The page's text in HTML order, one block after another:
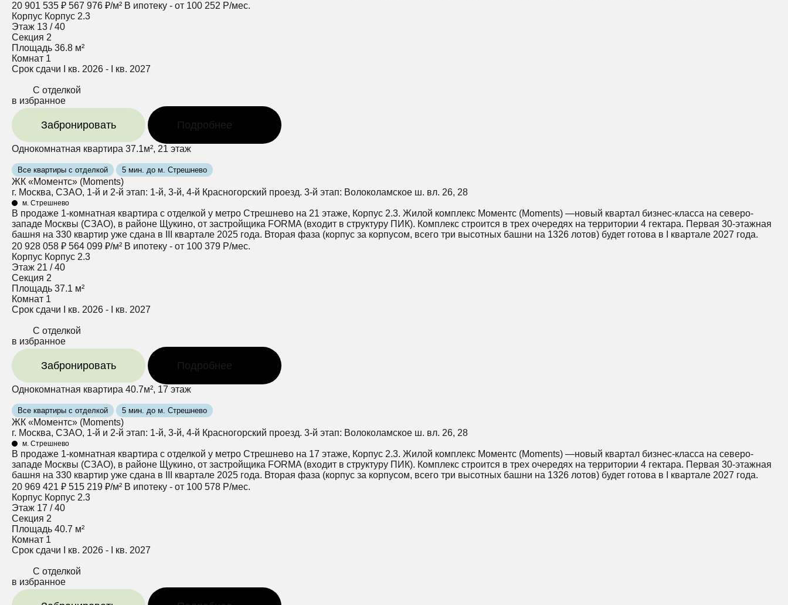
20 901 535 ₽ 567 976 ₽/м² В ипотеку - от 100 252 Р/мес.
Корпус Корпус 2.3
Этаж 13 / 40
Секция 2
Площадь 36.8 м²
Комнат 1
Срок сдачи
I кв. 2026 - I кв. 2027
С отделкой
в избранное
Забронировать Подробнее
Однокомнатная квартира 37.1м², 21 этаж
Все квартиры с отделкой 5 мин. до м. Стрешнево
ЖК «Моментс» (Moments)
г. Москва, СЗАО, 1-й и 2-й этап: 1-й, 3-й, 4-й Красногорский проезд. 3-й этап: Волоколамское ш. вл. 26, 28
м. Стрешнево
В продаже 1-комнатная квартира с отделкой у метро Стрешнево на 21 этаже, Корпус 2.3. Жилой комплекс Моментс (Moments) —новый квартал бизнес-класса на северо-
западе Москвы (СЗАО), в районе Щукино, от застройщика FORMA (входит в структуру ПИК). Комплекс строится в трех очередях на территории 4 гектара. Первая 30-этажная
башня на 330 квартир уже сдана в III квартале 2025 года. Вторая фаза (корпус за корпусом, всего три высотных башни на 1326 лотов) будет готова в I квартале 2027 года.
20 928 058 ₽ 564 099 ₽/м² В ипотеку - от 100 379 Р/мес.
Корпус Корпус 2.3
Этаж 21 / 40
Секция 2
Площадь 37.1 м²
Комнат 1
Срок сдачи
I кв. 2026 - I кв. 2027
С отделкой
в избранное
Забронировать Подробнее
Однокомнатная квартира 40.7м², 17 этаж
Все квартиры с отделкой 5 мин. до м. Стрешнево
ЖК «Моментс» (Moments)
г. Москва, СЗАО, 1-й и 2-й этап: 1-й, 3-й, 4-й Красногорский проезд. 3-й этап: Волоколамское ш. вл. 26, 28
м. Стрешнево
В продаже 1-комнатная квартира с отделкой у метро Стрешнево на 17 этаже, Корпус 2.3. Жилой комплекс Моментс (Moments) —новый квартал бизнес-класса на северо-
западе Москвы (СЗАО), в районе Щукино, от застройщика FORMA (входит в структуру ПИК). Комплекс строится в трех очередях на территории 4 гектара. Первая 30-этажная
башня на 330 квартир уже сдана в III квартале 2025 года. Вторая фаза (корпус за корпусом, всего три высотных башни на 1326 лотов) будет готова в I квартале 2027 года.
20 969 421 ₽ 515 219 ₽/м² В ипотеку - от 100 578 Р/мес.
Корпус Корпус 2.3
Этаж 17 / 40
Секция 2
Площадь 40.7 м²
Комнат 1
Срок сдачи
I кв. 2026 - I кв. 2027
С отделкой
в избранное